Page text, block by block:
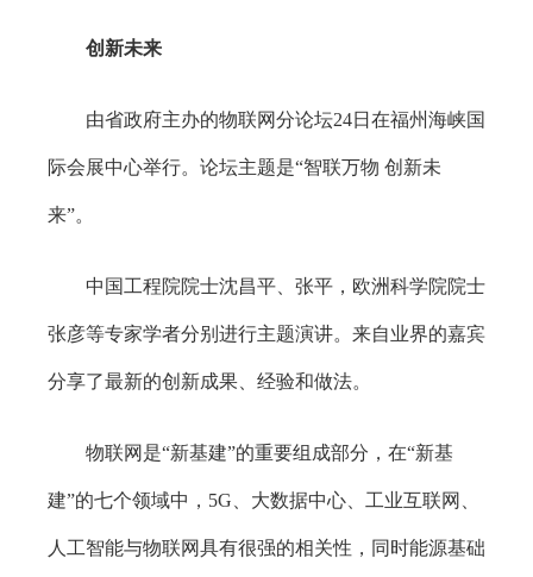
创新未来
由省政府主办的物联网分论坛24日在福州海峡国
际会展中心举行。论坛主题是“智联万物 创新未
来”。
中国工程院院士沈昌平、张平，欧洲科学院院士
张彦等专家学者分别进行主题演讲。来自业界的嘉宾
分享了最新的创新成果、经验和做法。
物联网是“新基建”的重要组成部分，在“新基
建”的七个领域中，5G、大数据中心、工业互联网、
人工智能与物联网具有很强的相关性，同时能源基础